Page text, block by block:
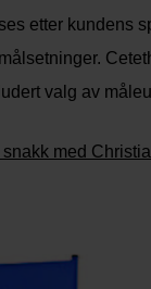
etter kundens
valg av
med